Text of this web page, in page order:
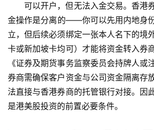
可以开户，但无法入金交易。香港
金操作是分离的——你可以先用内地身
立，但后续必须绑定一张本人名下的境
卡或新加坡卡均可）才能将资金转入券
《证券及期货事务监察委员会持牌人或
券商需确保客户资金与公司资金隔离存
法直接与香港券商的托管银行对接。因
是港美股投资的前置必要条件。